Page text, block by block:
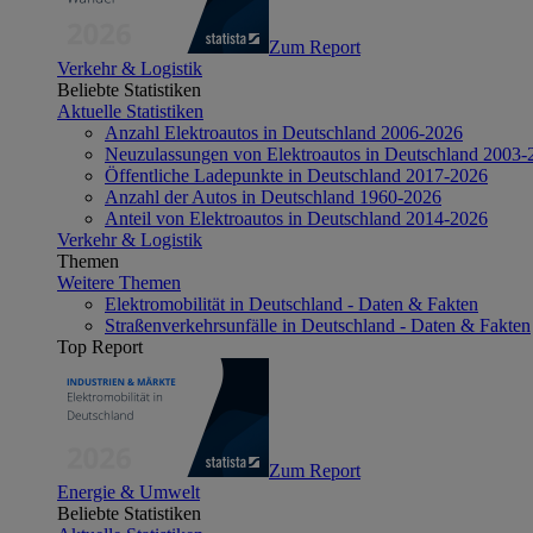
Zum Report
Verkehr & Logistik
Beliebte Statistiken
Aktuelle Statistiken
Anzahl Elektroautos in Deutschland 2006-2026
Neuzulassungen von Elektroautos in Deutschland 2003-
Öffentliche Ladepunkte in Deutschland 2017-2026
Anzahl der Autos in Deutschland 1960-2026
Anteil von Elektroautos in Deutschland 2014-2026
Verkehr & Logistik
Themen
Weitere Themen
Elektromobilität in Deutschland - Daten & Fakten
Straßenverkehrsunfälle in Deutschland - Daten & Fakten
Top Report
Zum Report
Energie & Umwelt
Beliebte Statistiken